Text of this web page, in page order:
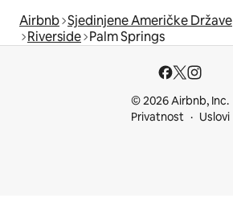
Airbnb Sjedinjene Američke Države
Riverside Palm Springs
© 2026 Airbnb, Inc.
Privatnost
Uslovi